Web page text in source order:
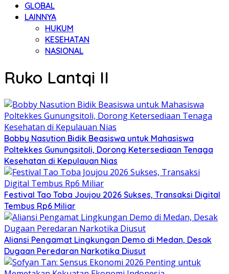
GLOBAL
LAINNYA
HUKUM
KESEHATAN
NASIONAL
Ruko Lantqi II
Bobby Nasution Bidik Beasiswa untuk Mahasiswa
Poltekkes Gunungsitoli, Dorong Ketersediaan Tenaga
Kesehatan di Kepulauan Nias
Festival Tao Toba Joujou 2026 Sukses, Transaksi Digital
Tembus Rp6 Miliar
Aliansi Pengamat Lingkungan Demo di Medan, Desak
Dugaan Peredaran Narkotika Diusut